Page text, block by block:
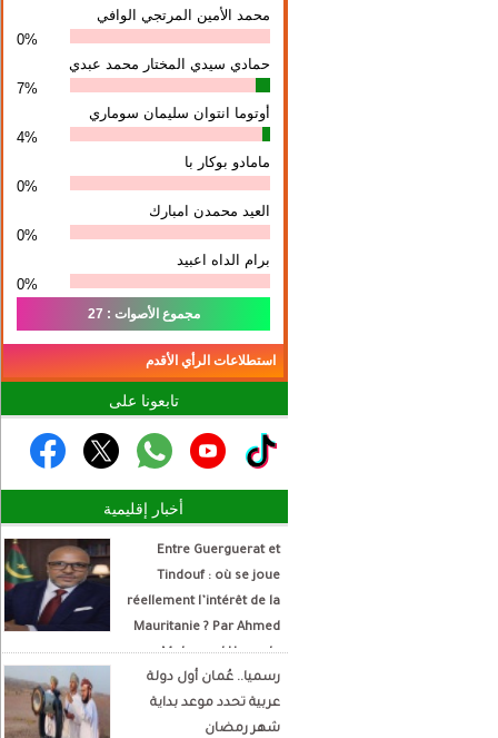
محمد الأمين المرتجي الوافي
0%
حمادي سيدي المختار محمد عبدي
7%
أوتوما انتوان سلیمان سوماري
4%
مامادو بوكار با
0%
العيد محمدن امبارك
0%
برام الداه اعبيد
0%
مجموع الأصوات : 27
استطلاعات الرأي الأقدم
تابعونا على
أخبار إقليمية
Entre Guerguerat et
Tindouf : où se joue
réellement l’intérêt de la
Mauritanie ? Par Ahmed
Mohamed Hamada
Écrivain et analyste
politique
رسميا.. عُمان أول دولة
عربية تحدد موعد بداية
شهر رمضان